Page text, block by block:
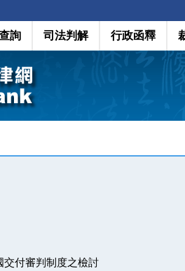
詢 司法判解 行政函釋
交付審判制度之檢討